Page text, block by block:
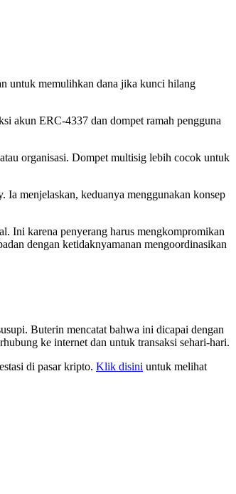
untuk memulihkan dana jika kunci hilang
akun ERC-4337 dan dompet ramah pengguna
organisasi. Dompet multisig lebih cocok untuk
Ia menjelaskan, keduanya menggunakan konsep
Ini karena penyerang harus mengkompromikan
dengan ketidaknyamanan mengoordinasikan
Buterin mencatat bahwa ini dicapai dengan
ke internet dan untuk transaksi sehari-hari.
di pasar kripto. Klik disini untuk melihat